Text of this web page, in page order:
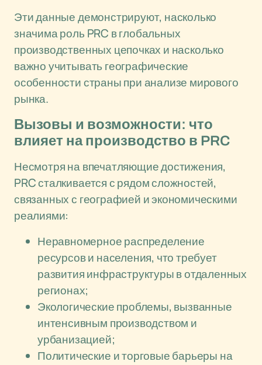
Эти данные демонстрируют, насколько
значима роль PRC в глобальных
производственных цепочках и насколько
важно учитывать географические
особенности страны при анализе мирового
рынка.
Вызовы и возможности: что
влияет на производство в PRC
Несмотря на впечатляющие достижения,
PRC сталкивается с рядом сложностей,
связанных с географией и экономическими
реалиями:
Неравномерное распределение
ресурсов и населения, что требует
развития инфраструктуры в отдаленных
регионах;
Экологические проблемы, вызванные
интенсивным производством и
урбанизацией;
Политические и торговые барьеры на